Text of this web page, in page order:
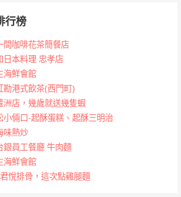
行榜
間咖啡花茶簡餐店
日本料理 忠孝店
海鮮會館
勘港式飲茶(西門町)
洲店，幾歲就送幾隻蝦
小倆口-起酥蛋糕、起酥三明治
味熱炒
銀員工餐廳 牛肉麵
海鮮會館
君悅排骨，這次點雞腿麵